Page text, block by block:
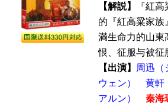
【解説】
『紅
的『紅高粱家
満生命力的山東
恨、征服与被征
【出演】
周迅（
ウェン）
黄軒
アルン）
秦海